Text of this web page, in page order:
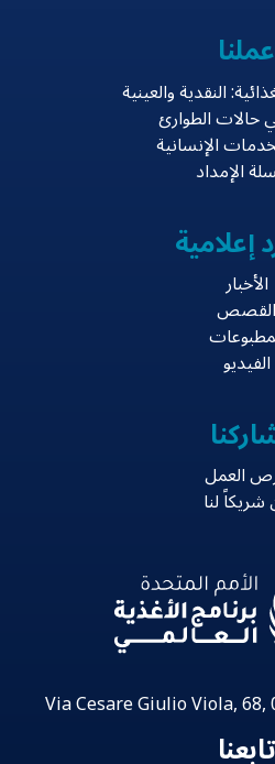
عملنا
النقدية والعينية
حالات الطوارئ
الإنسانية
الإمداد
إعلامية
الأخبار
القصص
الفيديو
العمل
لنا
Via Cesare Giulio Viola,
تابعنا